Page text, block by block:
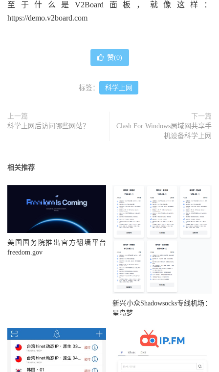
至于什么是V2Board面板，就像这样：
https://demo.v2board.com
赞(0)
标签： 科学上网
上一篇
科学上网后访问哪些网站？
下一篇
Clash For Windows局域网共享手
机设备科学上网
相关推荐
美国国务院推出官方翻墙平台
freedom.gov
新兴小众Shadowsocks专线机场：
星岛梦